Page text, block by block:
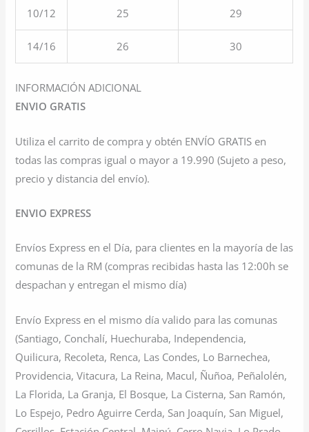
10/12 25 29
14/16 26 30
INFORMACIÓN ADICIONAL
ENVIO GRATIS
Utiliza el carrito de compra y obtén ENVÍO GRATIS en
todas las compras igual o mayor a 19.990 (Sujeto a peso,
precio y distancia del envío).
ENVIO EXPRESS
Envíos Express en el Día, para clientes en la mayoría de las
comunas de la RM (compras recibidas hasta las 12:00h se
despachan y entregan el mismo día)
Envío Express en el mismo día valido para las comunas
(Santiago, Conchalí, Huechuraba, Independencia,
Quilicura, Recoleta, Renca, Las Condes, Lo Barnechea,
Providencia, Vitacura, La Reina, Macul, Ñuñoa, Peñalolén,
La Florida, La Granja, El Bosque, La Cisterna, San Ramón,
Lo Espejo, Pedro Aguirre Cerda, San Joaquín, San Miguel,